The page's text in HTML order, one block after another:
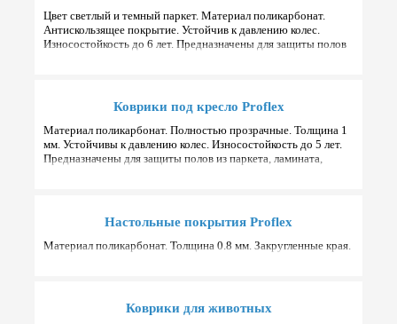
Цвет светлый и темный паркет. Материал поликарбонат.
Антискользящее покрытие. Устойчив к давлению колес.
Износостойкость до 6 лет. Предназначены для защиты полов
Коврики под кресло Proflex
Материал поликарбонат. Полностью прозрачные. Толщина 1
мм. Устойчивы к давлению колес. Износостойкость до 5 лет.
Предназначены для защиты полов из паркета, ламината,
Настольные покрытия Proflex
Материал поликарбонат. Толщина 0.8 мм. Закругленные края.
Коврики для животных